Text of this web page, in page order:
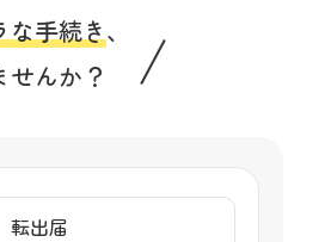
手続き、
んか？
転出届